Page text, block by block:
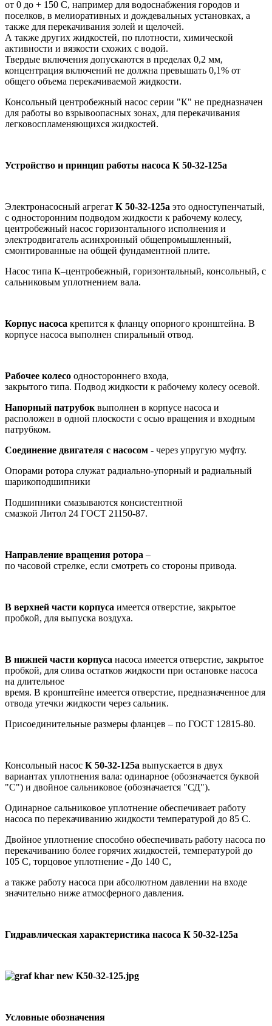
от 0 до + 150 С, например для водоснабжения городов и
поселков, в мелиоративных и дождевальных установках, а
также для перекачивания золей и щелочей.
А также других жидкостей, по плотности, химической
активности и вязкости схожих с водой.
Твердые включения допускаются в пределах 0,2 мм,
концентрация включений не должна превышать 0,1% от
общего объема перекачиваемой жидкости.
Консольный центробежный насос серии "К" не предназначен
для работы во взрывоопасных зонах, для перекачивания
легковоспламеняющихся жидкостей.
Устройство и принцип работы насоса К 50-32-125а
Электронасосный агрегат К 50-32-125а это одноступенчатый,
с односторонним подводом жидкости к рабочему колесу,
центробежный насос горизонтального исполнения и
электродвигатель асинхронный общепромышленный,
смонтированные на общей фундаментной плите.
Насос типа К–центробежный, горизонтальный, консольный, с
сальниковым уплотнением вала.
Корпус насоса крепится к фланцу опорного кронштейна. В
корпусе насоса выполнен спиральный отвод.
Рабочее колесо одностороннего входа,
закрытого типа. Подвод жидкости к рабочему колесу осевой.
Напорный патрубок выполнен в корпусе насоса и
расположен в одной плоскости с осью вращения и входным
патрубком.
Соединение двигателя с насосом - через упругую муфту.
Опорами ротора служат радиально-упорный и радиальный
шарикоподшипники
Подшипники смазываются консистентной
смазкой Литол 24 ГОСТ 21150-87.
Направление вращения ротора –
по часовой стрелке, если смотреть со стороны привода.
В верхней части корпуса имеется отверстие, закрытое
пробкой, для выпуска воздуха.
В нижней части корпуса насоса имеется отверстие, закрытое
пробкой, для слива остатков жидкости при остановке насоса
на длительное
время. В кронштейне имеется отверстие, предназначенное для
отвода утечки жидкости через сальник.
Присоединительные размеры фланцев – по ГОСТ 12815-80.
Консольный насос К 50-32-125а выпускается в двух
вариантах уплотнения вала: одинарное (обозначается буквой
"С") и двойное сальниковое (обозначается "СД").
Одинарное сальниковое уплотнение обеспечивает работу
насоса по перекачиванию жидкости температурой до 85 С.
Двойное уплотнение способно обеспечивать работу насоса по
перекачиванию более горячих жидкостей, температурой до
105 С, торцовое уплотнение - До 140 С,
а также работу насоса при абсолютном давлении на входе
значительно ниже атмосферного давления.
Гидравлическая характеристика насоса К 50-32-125а
Условные обозначения